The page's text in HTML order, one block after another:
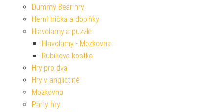
Dummy Bear hry
Herní trička a doplňky
Hlavolamy a puzzle
Hlavolamy - Mozkovna
Rubikova kostka
Hry pro dva
Hry v angličtině
Mozkovna
Párty hry